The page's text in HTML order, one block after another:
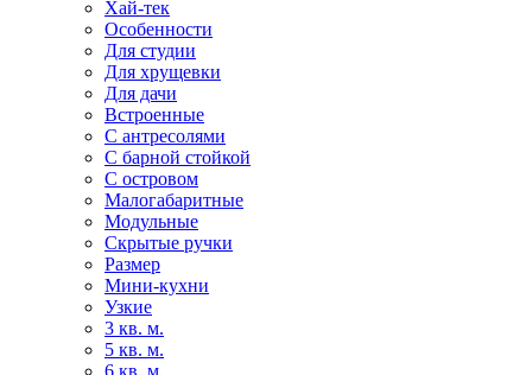
Хай-тек
Особенности
Для студии
Для хрущевки
Для дачи
Встроенные
С антресолями
С барной стойкой
С островом
Малогабаритные
Модульные
Скрытые ручки
Размер
Мини-кухни
Узкие
3 кв. м.
5 кв. м.
6 кв. м.